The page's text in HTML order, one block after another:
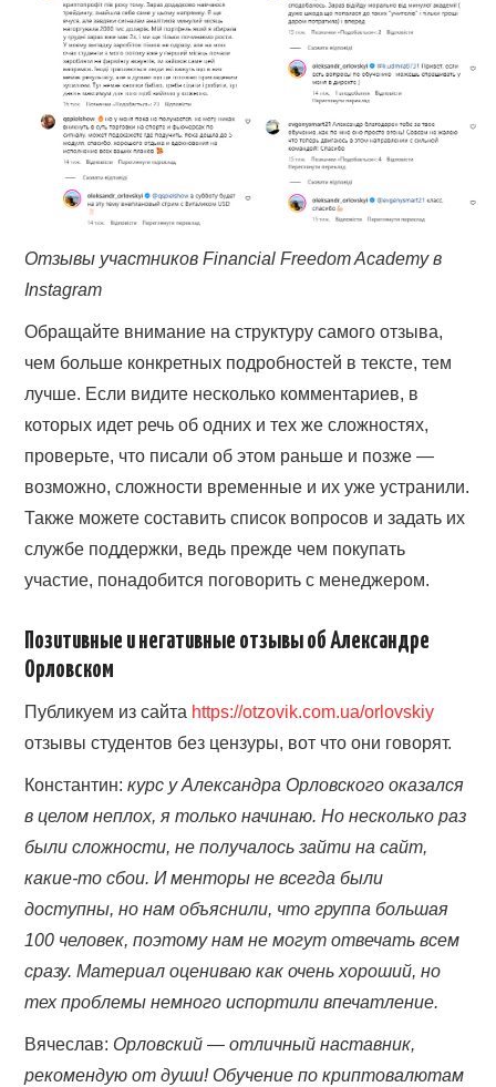
Отзывы участников Financial Freedom Academy в
Instagram
Обращайте внимание на структуру самого отзыва,
чем больше конкретных подробностей в тексте, тем
лучше. Если видите несколько комментариев, в
которых идет речь об одних и тех же сложностях,
проверьте, что писали об этом раньше и позже —
возможно, сложности временные и их уже устранили.
Также можете составить список вопросов и задать их
службе поддержки, ведь прежде чем покупать
участие, понадобится поговорить с менеджером.
Позитивные и негативные отзывы об Александре
Орловском
Публикуем из сайта https://otzovik.com.ua/orlovskiy
отзывы студентов без цензуры, вот что они говорят.
Константин:курс у Александра Орловского оказался
в целом неплох, я только начинаю. Но несколько раз
были сложности, не получалось зайти на сайт,
какие-то сбои. И менторы не всегда были
доступны, но нам объяснили, что группа большая
100 человек, поэтому нам не могут отвечать всем
сразу. Материал оцениваю как очень хороший, но
тех проблемы немного испортили впечатление.
Вячеслав: Орловский— отличный наставник,
рекомендую от души! Обучение по криптовалютам